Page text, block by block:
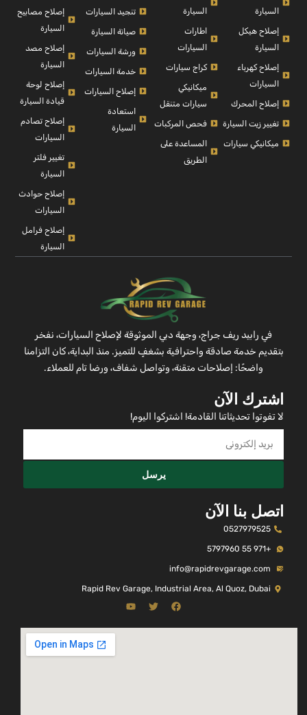
السيارة
إصلاح هيكل
السيارة
إصلاح كهرباء
السيارات
إصلاح المحرك
تغيير زيت السيارة
ميكانيكي سيارات
السيارة
اطارات
السيارات
كراج سيارات
ميكانيكي
سيارات متنقل
فحص المركبات
المساعدة على
الطريق
تنجيد السيارات
صيانة السيارة
ورشة السيارات
خدمة السيارات
إصلاح السيارات
استعادة
السيارة
إصلاح مصابيح
السيارة
إصلاح مصد
السيارة
إصلاح لوحة
قيادة السيارة
إصلاح تصادم
السيارات
تغيير فلتر
السيارة
إصلاح حوادث
السيارات
إصلاح فرامل
السيارة
في رابيد ريف جراج، وجهة دبي الموثوقة لإصلاح السيارات، نفخر
بتقديم خدمة صادقة واحترافية بشغفٍ للتميز. منذ البداية، كان التزامنا
واضحًا: إصلاحات متقنة، وتواصل شفاف، ورضا تام للعملاء.
اشترك الآن
لا تفوتوا تحديثاتنا القادمة! اشتركوا اليوم!
يرسل
اتصل بنا الآن
0527979525
+971 55 5797960
info@rapidrevgarage.com
Rapid Rev Garage, Industrial Area, Al Quoz, Dubai